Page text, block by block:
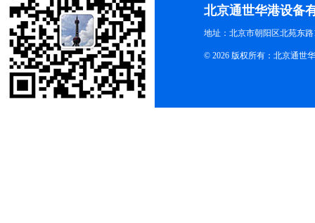
北京通世华港设备
地址：北京市朝阳区北苑东路
© 2026 版权所有：北京通世